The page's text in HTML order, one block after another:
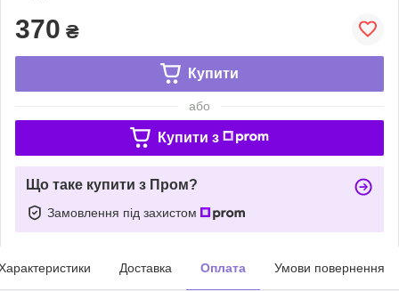
370 ₴
Купити
або
Купити з
Що таке купити з Пром?
Замовлення під захистом
Доставка Оплата Умови повернення